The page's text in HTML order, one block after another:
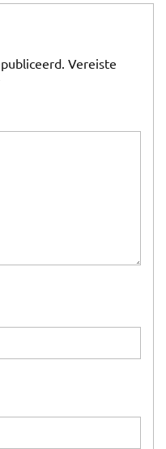
Vereiste